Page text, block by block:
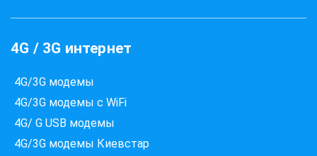
4G / 3G интернет
4G/3G модемы
4G/3G модемы с WiFi
4G/ G USB модемы
4G/3G модемы Киевстар